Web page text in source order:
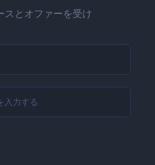
スとオファーを受け